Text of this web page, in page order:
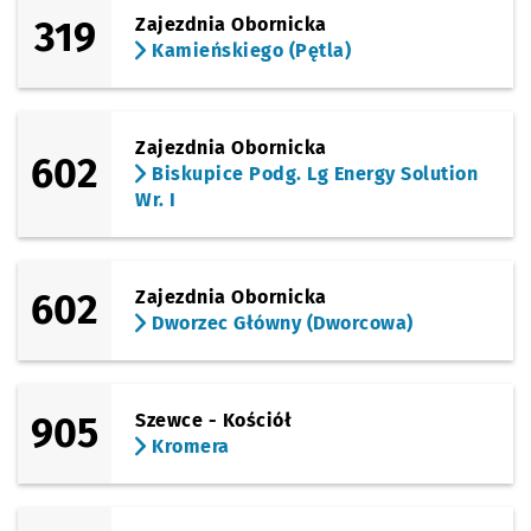
319
Zajezdnia Obornicka
Kamieńskiego (Pętla)
602
Zajezdnia Obornicka
Biskupice Podg. Lg Energy Solution
Wr. I
602
Zajezdnia Obornicka
Dworzec Główny (Dworcowa)
905
Szewce - Kościół
Kromera